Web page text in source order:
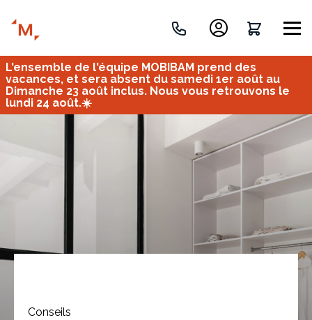
OU
Créez votre projet de A à Z
Imaginez et concevez un meuble 100% unique.
L'ensemble de l'équipe MOBIBAM prend des
vacances, et sera absent du samedi 1er août au
Dimanche 23 août inclus. Nous vous retrouvons le
lundi 24 août.☀️
Conseils